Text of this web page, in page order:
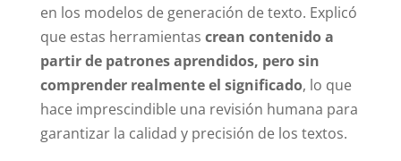
en los modelos de generación de texto. Explicó
que estas herramientas crean contenido a
partir de patrones aprendidos, pero sin
comprender realmente el significado, lo que
hace imprescindible una revisión humana para
garantizar la calidad y precisión de los textos.